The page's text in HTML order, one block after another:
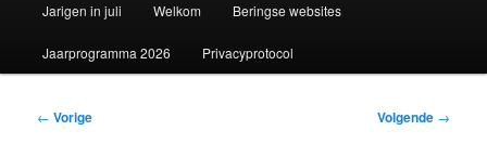
Jarigen in juli Welkom Beringse websites
Jaarprogramma 2026 Privacyprotocol
Bericht
← Vorige Volgende →